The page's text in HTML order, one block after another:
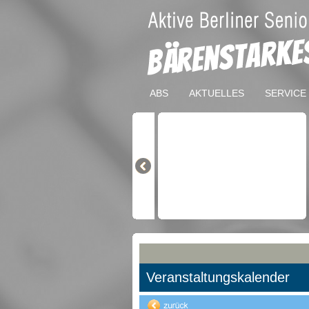
ABS AKTUELLES SERVICE
Veranstaltungskalender